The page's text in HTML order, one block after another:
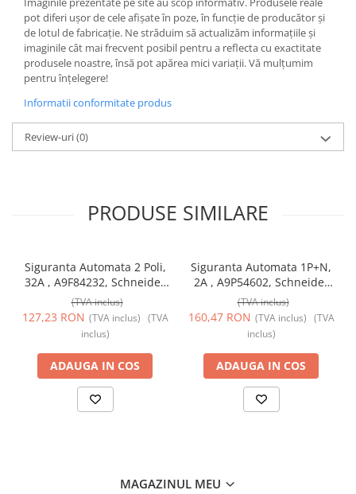
pot diferi ușor de cele afișate în poze, în funcție de producător și
de lotul de fabricație. Ne străduim să actualizăm informațiile și
imaginile cât mai frecvent posibil pentru a reflecta cu exactitate
produsele noastre, însă pot apărea mici variații. Vă mulțumim
pentru înțelegere!
Informatii conformitate produs
Review-uri(0)
PRODUSE SIMILARE
Siguranta Automata 2 Poli,
32A , A9F84232, Schneider
Electric
(TVA inclus)
127,23 RON (TVA inclus) (TVA
inclus)
ADAUGA IN COS
Siguranta Automata 1P+N,
2A , A9P54602, Schneider
Electric
(TVA inclus)
160,47 RON (TVA inclus) (TVA
inclus)
ADAUGA IN COS
MAGAZINUL MEU